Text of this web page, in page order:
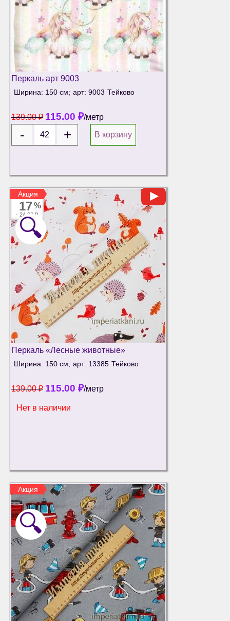
Перкаль арт 9003
Ширина: 150 см; арт: 9003 Тейково
139.00₽ 115.00 ₽/метр
В корзину
Акция
17%
- 24.00 ₽
Акция
🔍
Перкаль «Лесные животные»
Ширина: 150 см; арт: 13385 Тейково
139.00₽ 115.00 ₽/метр
Нет в наличии
Акция
🔍